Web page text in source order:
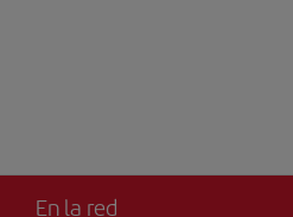
En la red